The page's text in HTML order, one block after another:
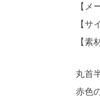
【メ
【サ
【素
丸首
赤色